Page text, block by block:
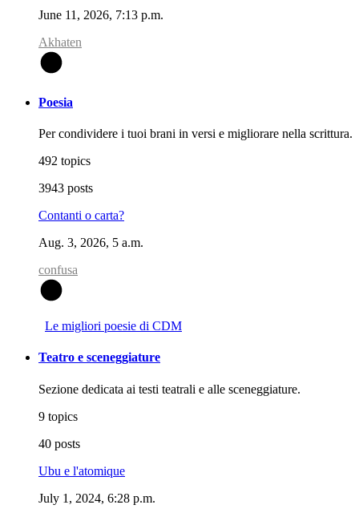
June 11, 2026, 7:13 p.m.
Akhaten
Poesia
Per condividere i tuoi brani in versi e migliorare nella scrittura.
492 topics
3943 posts
Contanti o carta?
Aug. 3, 2026, 5 a.m.
confusa
Le migliori poesie di CDM
Teatro e sceneggiature
Sezione dedicata ai testi teatrali e alle sceneggiature.
9 topics
40 posts
Ubu e l'atomique
July 1, 2024, 6:28 p.m.